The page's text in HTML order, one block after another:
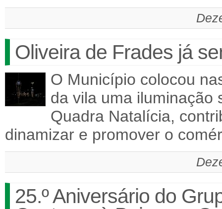
Oliveira de Frades já
O Município colocou
da vila uma iluminação
Quadra Natalícia,
dinamizar e promover o
25.º Aniversário do